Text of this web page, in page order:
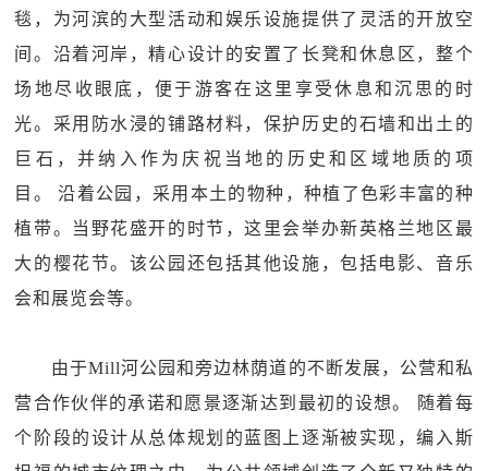
毯，为河滨的大型活动和娱乐设施提供了灵活的开放空
间。沿着河岸，精心设计的安置了长凳和休息区，整个
场地尽收眼底，便于游客在这里享受休息和沉思的时
光。采用防水浸的铺路材料，保护历史的石墙和出土的
巨石，并纳入作为庆祝当地的历史和区域地质的项
目。 沿着公园，采用本土的物种，种植了色彩丰富的种
植带。当野花盛开的时节，这里会举办新英格兰地区最
大的樱花节。该公园还包括其他设施，包括电影、音乐
会和展览会等。
由于Mill河公园和旁边林荫道的不断发展，公营和私
营合作伙伴的承诺和愿景逐渐达到最初的设想。 随着每
个阶段的设计从总体规划的蓝图上逐渐被实现，编入斯